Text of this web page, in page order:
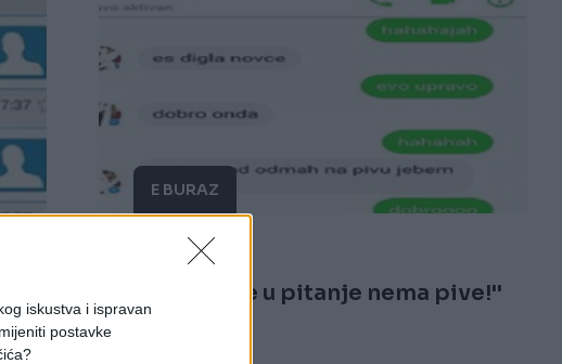
iskustva i ispravan
postavke
E BURAZ
01.02.17. 07:47
'' Kada su pare u pitanje nema pive!''